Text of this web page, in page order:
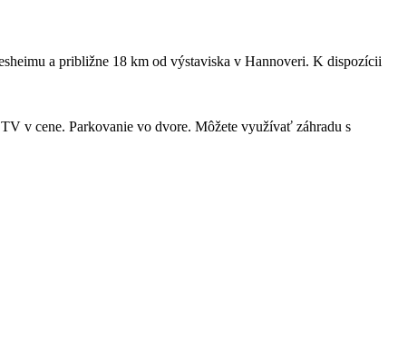
a približne 18 km od výstaviska v Hannoveri. K dispozícii
v cene. Parkovanie vo dvore. Môžete využívať záhradu s